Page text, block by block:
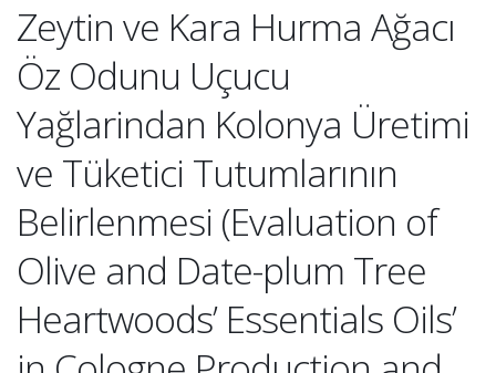
Zeytin ve Kara Hurma Ağacı
Öz Odunu Uçucu
Yağlarindan Kolonya Üretimi
ve Tüketici Tutumlarının
Belirlenmesi (Evaluation of
Olive and Date-plum Tree
Heartwoods’ Essentials Oils’